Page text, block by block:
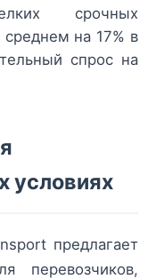
срочных
среднем на 17% в
спрос на
условиях
предлагает
перевозчиков,